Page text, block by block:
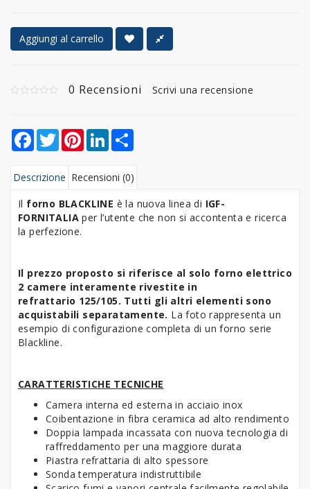
Aggiungi al carrello
0 Recensioni Scrivi una recensione
Facebook
TwitterPinterestLinkedIn
Descrizione Recensioni (0)
Il forno BLACKLINE è la nuova linea di IGF-
FORNITALIAper l’utente che non si accontenta e ricerca
la perfezione.
Il prezzo proposto si riferisce al solo forno elettrico
2 camere interamente rivestite in
refrattario 125/105. Tutti gli altri elementi sono
acquistabili separatamente. La foto rappresenta un
esempio di configurazione completa di un forno serie
Blackline.
CARATTERISTICHE TECNICHE
Camera interna ed esterna in acciaio inox
Coibentazione in fibra ceramica ad alto rendimento
Doppia lampada incassata con nuova tecnologia di
raffreddamento per una maggiore durata
Piastra refrattaria di alto spessore
Sonda temperatura indistruttibile